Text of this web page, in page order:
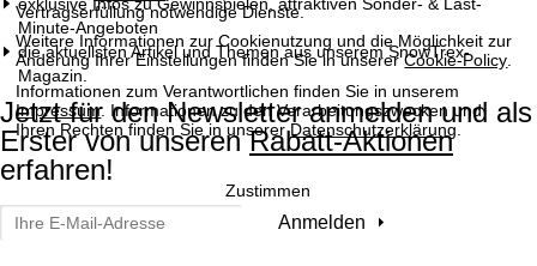
Vertragserfüllung notwendige Dienste.
Weitere Informationen zur Cookienutzung und die Möglichkeit zur
Änderung Ihrer Einstellungen finden Sie in unsererCookie-Policy
Informationen zum Verantwortlichen finden Sie in unserem
Impressum. Informationen zu den Verarbeitungszwecken und
Ihren Rechten finden Sie in unsererDatenschutzerklärung
Zustimmen
e
i
t
Minute-Angeboten
die aktuellsten Artikel und Themen aus unserem SnowTrex-
Magazin.
Jetzt für den Newsletter anmelden und als
Erster von unserenRabatt-Aktionen
erfahren!
Anmelden